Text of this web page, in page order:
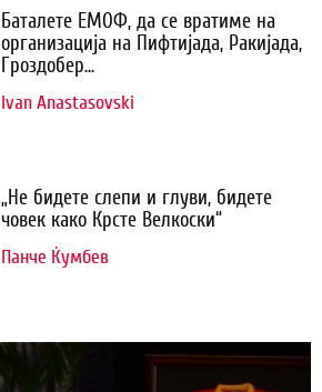
Баталете ЕМОФ, да се вратиме на
организација на Пифтијада, Ракијада,
Гроздобер...
Ivan Anastasovski
„Не бидете слепи и глуви, бидете
човек како Крсте Велкоски“
Панче Ќумбев